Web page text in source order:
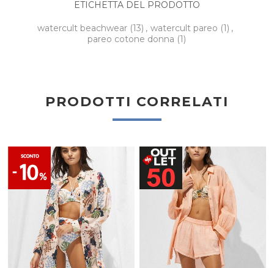
ETICHETTA DEL PRODOTTO
watercult beachwear (13) , watercult pareo (1) ,
pareo cotone donna (1)
PRODOTTI CORRELATI